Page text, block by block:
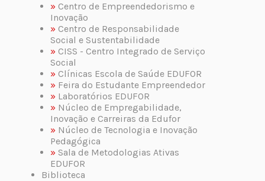
» Centro de Empreendedorismo e
Inovação
» Centro de Responsabilidade
Social e Sustentabilidade
» CISS - Centro Integrado de Serviço
Social
» Clínicas Escola de Saúde EDUFOR
» Feira do Estudante Empreendedor
» Laboratórios EDUFOR
» Núcleo de Empregabilidade,
Inovação e Carreiras da Edufor
» Núcleo de Tecnologia e Inovação
Pedagógica
» Sala de Metodologias Ativas
EDUFOR
Biblioteca